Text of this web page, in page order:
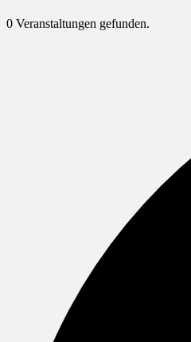
0 Veranstaltungen gefunden.